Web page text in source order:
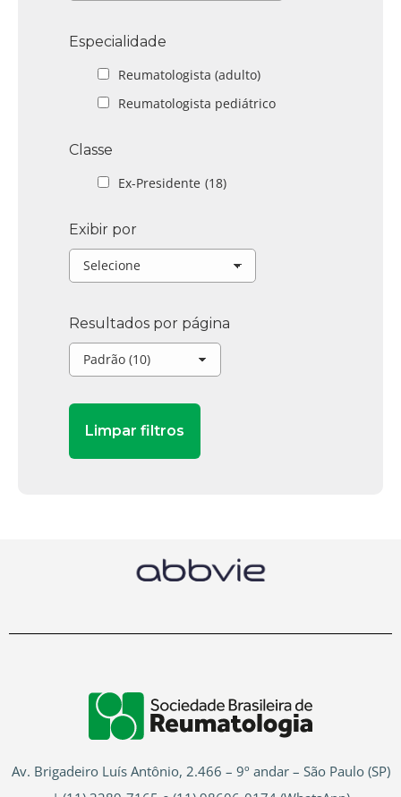
Especialidade
Reumatologista (adulto)
Reumatologista pediátrico
Classe
Ex-Presidente (18)
Exibir por
Resultados por página
Av. Brigadeiro Luís Antônio, 2.466 – 9º andar – São Paulo (SP)